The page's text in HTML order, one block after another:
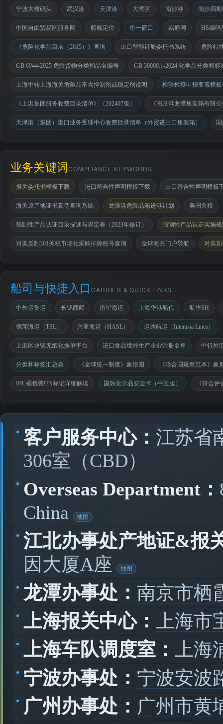
宁波大榭码头 武汉港 天津港 大湾区 南沙港 南沙四期
中国自由贸易区服务网 船舶定位 单一窗口 易通网 HS编码
《危险化学品目录（2015）》查询 出口智能订舱委托书系统 危险特
GB 6944-2025 危险货物分类和品名编号 GB 30000.1-2024 化学品分类和
上海中转上海海关危险品不含抑制剂或稳定剂说明 检验检疫申报要素模
《上港集团服务收费目录清单》（202407版） 《南京港龙潭集装箱有限
天津港（集团）港口业务受理中心收费目录清单（外贸进出口集装箱）
业务关键词COMPLIANCE KEYWORDS
报关委托书模板下载 进口符合性声明模板下载 出口符合性声明模板
海关原产地证书真伪查询系统 龙潭港危险品箱进港计划 美国关税
强制性产品认证目录描述与界定表（2023年修订） 强制性产品认证实施
对美反制301关税市场化采购排除税号查询 全球海关门户导航 对美
船司与快捷入口CARRIER & QUICK LINKS
中外运集运 长锦商船 南星海运 上海华港船代 航华SH
德翔海运（TSL） 兴亚海运（HASL） 运达航运（Interasia Lines）
上港区块链无纸化换单平台 进口食品境外生产企业注册名单 中行外
分类和标签汇总表 《全球统一制度》象形图 《联合国规章范本》象
IBC桶包装UN标记详细解读 国际化学品安全卡（中文版） 《符合
客户服务中心： 江苏省
306室（CBD）
Overseas Department：
China
江北办事处产地证&报
因大厦A座
龙潭办事处： 南京市栖
上海报关中心：
上海
上海车队调度室：
上
宁波办事处： 宁波安波
广州办事处： 广州市黄